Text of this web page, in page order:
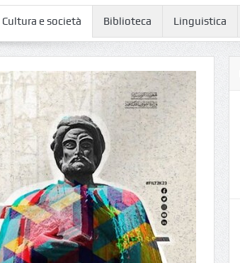
Cultura e società Biblioteca Linguistica